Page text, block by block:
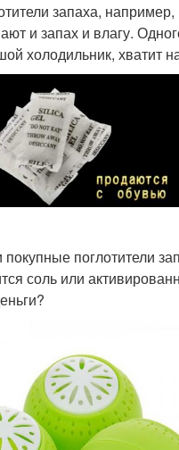
запаха,
и запах и влагу.
холодильник, хватит
поглотители
соль или